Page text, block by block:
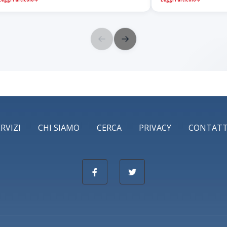
← →
CHI SIAMO CERCA PRIVACY